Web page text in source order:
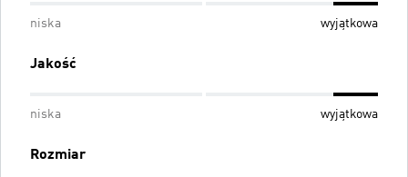
niska wyjątkowa
Jakość
niska wyjątkowa
Rozmiar